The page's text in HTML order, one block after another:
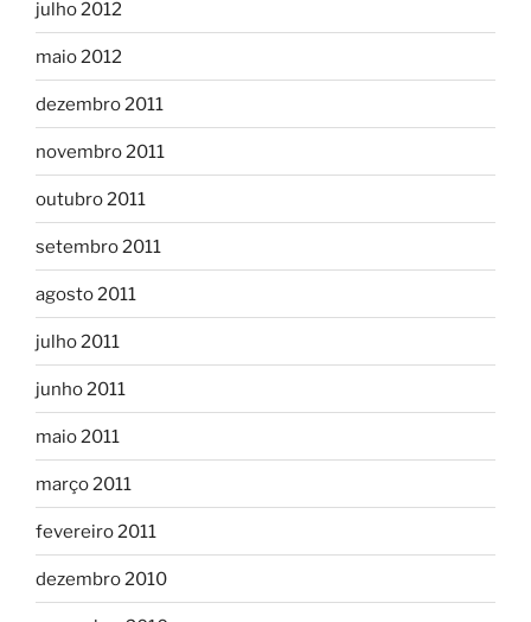
julho 2012
maio 2012
dezembro 2011
novembro 2011
outubro 2011
setembro 2011
agosto 2011
julho 2011
junho 2011
maio 2011
março 2011
fevereiro 2011
dezembro 2010